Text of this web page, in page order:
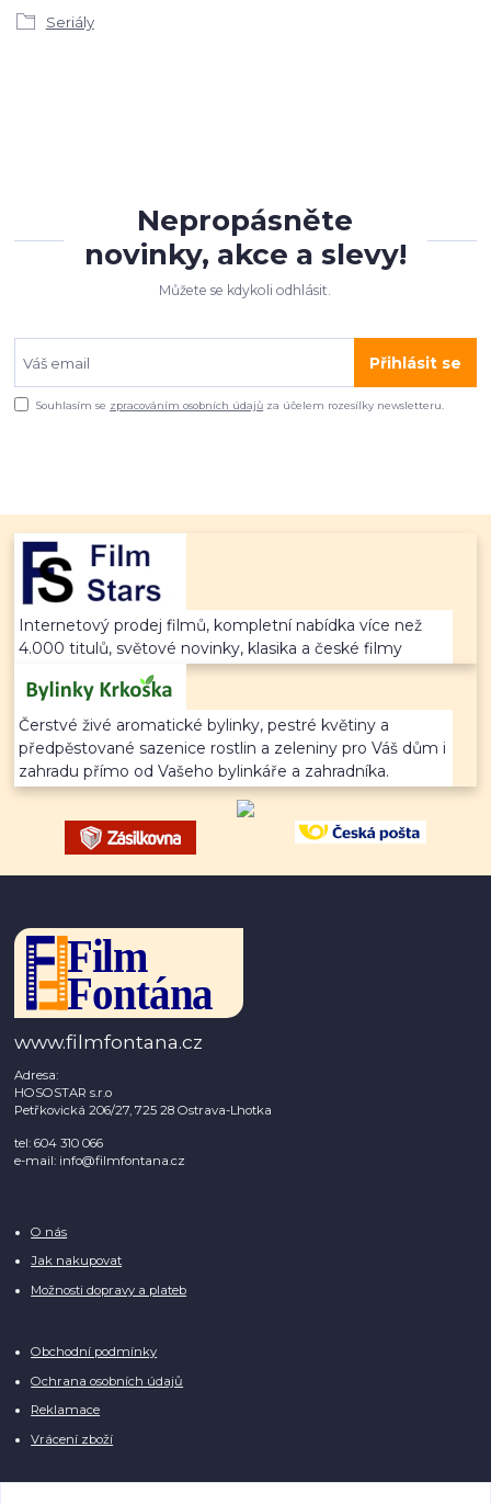
Seriály
Nepropásněte
novinky, akce a slevy!
Můžete se kdykoli odhlásit.
Přihlásit se
Souhlasím se zpracováním osobních údajů za účelem rozesílky newsletteru.
Internetový prodej filmů, kompletní nabídka více než
4.000 titulů, světové novinky, klasika a české filmy
Čerstvé živé aromatické bylinky, pestré květiny a
předpěstované sazenice rostlin a zeleniny pro Váš dům i
zahradu přímo od Vašeho bylinkáře a zahradníka.
www.filmfontana.cz
Adresa:
HOSOSTAR s.r.o
Petřkovická 206/27, 725 28 Ostrava-Lhotka
tel: 604 310 066
e-mail: info@filmfontana.cz
O nás
Jak nakupovat
Možnosti dopravy a plateb
Obchodní podmínky
Ochrana osobních údajů
Reklamace
Vrácení zboží